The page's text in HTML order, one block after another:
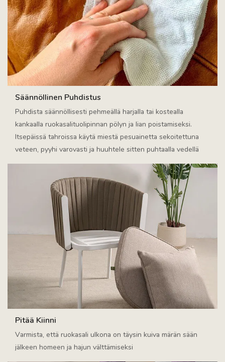
Säännöllinen Puhdistus
Puhdista säännöllisesti pehmeällä harjalla tai kostealla
kankaalla ruokasalituolipinnan pölyn ja lian poistamiseksi.
Itsepäissä tahroissa käytä miestä pesuainetta sekoitettuna
veteen, pyyhi varovasti ja huuhtele sitten puhtaalla vedellä
Pitää Kiinni
Varmista, että ruokasali ulkona on täysin kuiva märän sään
jälkeen homeen ja hajun välttämiseksi